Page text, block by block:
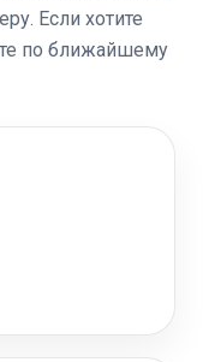
Если хотите
по ближайшему